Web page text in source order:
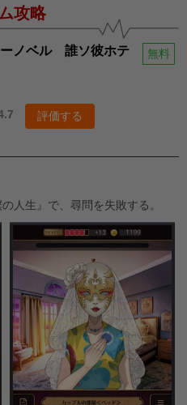
攻略
ーノベル 誰ソ彼ホテ
無料
評価する
人生』で、尋問を失敗する。